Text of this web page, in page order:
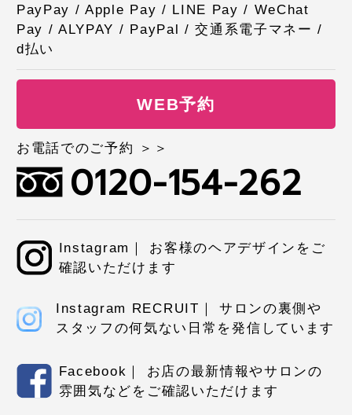
PayPay / Apple Pay / LINE Pay / WeChat
Pay / ALYPAY / PayPal / 交通系電子マネー /
d払い
WEB予約
お電話でのご予約 ＞＞
0120-154-262
Instagram｜ お客様のヘアデザインをご
確認いただけます
Instagram RECRUIT｜ サロンの裏側や
スタッフの何気ない日常を発信しています
Facebook｜ お店の最新情報やサロンの
雰囲気などをご確認いただけます